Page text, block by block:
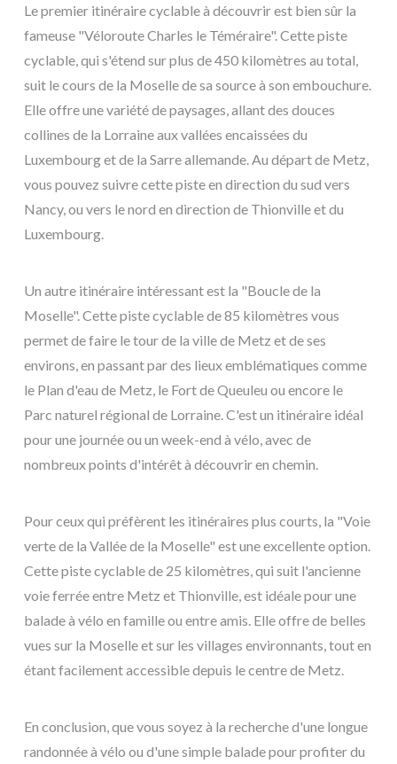
Le premier itinéraire cyclable à découvrir est bien sûr la
fameuse "Véloroute Charles le Téméraire". Cette piste
cyclable, qui s'étend sur plus de 450 kilomètres au total,
suit le cours de la Moselle de sa source à son embouchure.
Elle offre une variété de paysages, allant des douces
collines de la Lorraine aux vallées encaissées du
Luxembourg et de la Sarre allemande. Au départ de Metz,
vous pouvez suivre cette piste en direction du sud vers
Nancy, ou vers le nord en direction de Thionville et du
Luxembourg.
Un autre itinéraire intéressant est la "Boucle de la
Moselle". Cette piste cyclable de 85 kilomètres vous
permet de faire le tour de la ville de Metz et de ses
environs, en passant par des lieux emblématiques comme
le Plan d'eau de Metz, le Fort de Queuleu ou encore le
Parc naturel régional de Lorraine. C'est un itinéraire idéal
pour une journée ou un week-end à vélo, avec de
nombreux points d'intérêt à découvrir en chemin.
Pour ceux qui préfèrent les itinéraires plus courts, la "Voie
verte de la Vallée de la Moselle" est une excellente option.
Cette piste cyclable de 25 kilomètres, qui suit l'ancienne
voie ferrée entre Metz et Thionville, est idéale pour une
balade à vélo en famille ou entre amis. Elle offre de belles
vues sur la Moselle et sur les villages environnants, tout en
étant facilement accessible depuis le centre de Metz.
En conclusion, que vous soyez à la recherche d'une longue
randonnée à vélo ou d'une simple balade pour profiter du